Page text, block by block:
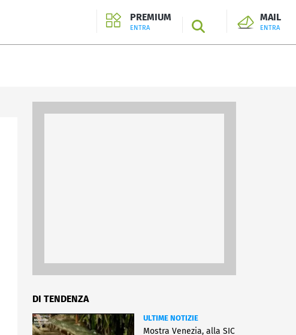
PREMIUM
ENTRA SEARCH
MAIL
ENTRA
DI TENDENZA
ULTIME NOTIZIE
Mostra Venezia, alla SIC